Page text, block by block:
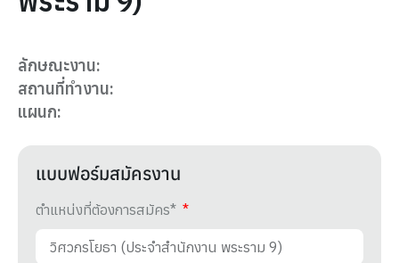
ลักษณะงาน:
สถานที่ทำงาน:
แผนก:
แบบฟอร์มสมัครงาน
ตำแหน่งที่ต้องการสมัคร*